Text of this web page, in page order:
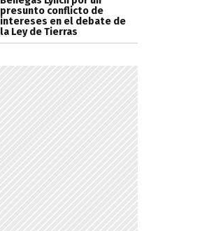
presunto conflicto de
intereses en el debate de
la Ley de Tierras